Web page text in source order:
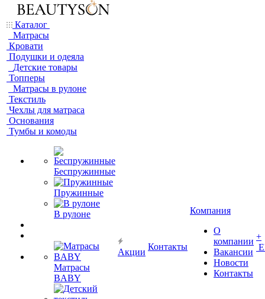
Каталог
Матрасы
Кровати
Подушки и одеяла
Детские товары
Топперы
Матрасы в рулоне
Текстиль
Чехлы для матраса
Основания
Тумбы и комоды
Беспружинные
Пружинные
В рулоне
Матрасы
BABY
Акции
Контакты
Компания
О
компании
Вакансии
Новости
Контакты
+